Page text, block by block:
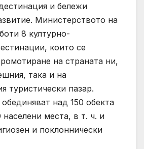
и бележи
Министерството на
8 културно-
които се
на страната ни,
така и на
туристически пазар.
над 150 обекта
места, в т. ч. и
и поклоннически